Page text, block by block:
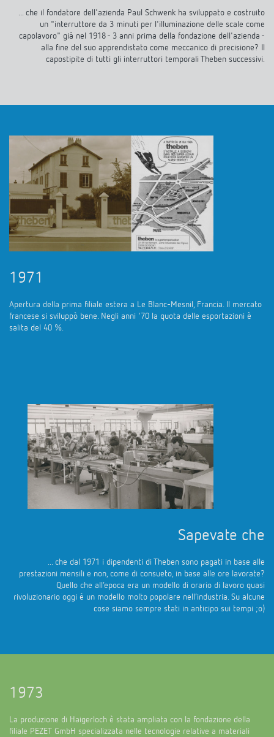
... che il fondatore dell'azienda Paul Schwenk ha sviluppato e costruito
un "interruttore da 3 minuti per l'illuminazione delle scale come
capolavoro" già nel 1918 - 3 anni prima della fondazione dell'azienda -
alla fine del suo apprendistato come meccanico di precisione? Il
capostipite di tutti gli interruttori temporali Theben successivi.
1971
Apertura della prima filiale estera a Le Blanc-Mesnil, Francia. Il mercato
francese si sviluppò bene. Negli anni '70 la quota delle esportazioni è
salita del 40 %.
Sapevate che
... che dal 1971 i dipendenti di Theben sono pagati in base alle
prestazioni mensili e non, come di consueto, in base alle ore lavorate?
Quello che all’epoca era un modello di orario di lavoro quasi
rivoluzionario oggi è un modello molto popolare nell’industria. Su alcune
cose siamo sempre stati in anticipo sui tempi ;o)
1973
La produzione di Haigerloch è stata ampliata con la fondazione della
filiale PEZET GmbH specializzata nelle tecnologie relative a materiali